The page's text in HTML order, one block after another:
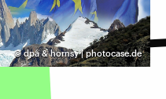
©dpa & hornsy | photocase.de